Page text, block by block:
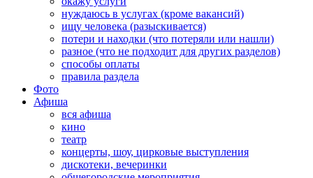
нуждаюсь в услугах (кроме вакансий)
ищу человека (разыскивается)
потери и находки (что потеряли или нашли)
разное (что не подходит для других разделов)
способы оплаты
правила раздела
Фото
Афиша
вся афиша
кино
театр
концерты, шоу, цирковые выступления
дискотеки, вечеринки